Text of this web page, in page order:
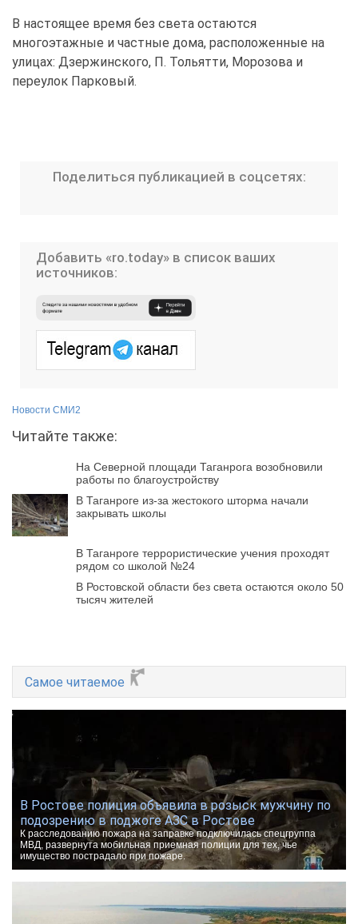
В настоящее время без света остаются
многоэтажные и частные дома, расположенные на
улицах: Дзержинского, П. Тольятти, Морозова и
переулок Парковый.
Поделиться публикацией в соцсетях:
Добавить «ro.today» в список ваших
источников:
Новости СМИ2
Читайте также:
На Северной площади Таганрога возобновили
работы по благоустройству
В Таганроге из-за жестокого шторма начали
закрывать школы
В Таганроге террористические учения проходят
рядом со школой №24
В Ростовской области без света остаются около 50
тысяч жителей
Самое читаемое
В Ростове полиция объявила в розыск мужчину по
подозрению в поджоге АЗС в Ростове
К расследованию пожара на заправке подключилась спецгруппа
МВД, развернута мобильная приемная полиции для тех, чье
имущество пострадало при пожаре.